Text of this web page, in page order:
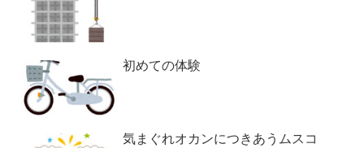
初めての体験
気まぐれオカンにつきあうムスコ